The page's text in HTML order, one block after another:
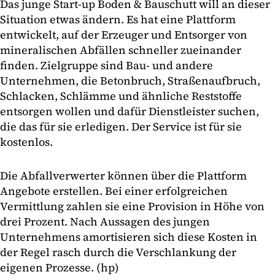
Das junge Start-up Boden & Bauschutt will an dieser
Situation etwas ändern. Es hat eine Plattform
entwickelt, auf der Erzeuger und Entsorger von
mineralischen Abfällen schneller zueinander
finden. Zielgruppe sind Bau- und andere
Unternehmen, die Betonbruch, Straßenaufbruch,
Schlacken, Schlämme und ähnliche Reststoffe
entsorgen wollen und dafür Dienstleister suchen,
die das für sie erledigen. Der Service ist für sie
kostenlos.
Die Abfallverwerter können über die Plattform
Angebote erstellen. Bei einer erfolgreichen
Vermittlung zahlen sie eine Provision in Höhe von
drei Prozent. Nach Aussagen des jungen
Unternehmens amortisieren sich diese Kosten in
der Regel rasch durch die Verschlankung der
eigenen Prozesse. (hp)